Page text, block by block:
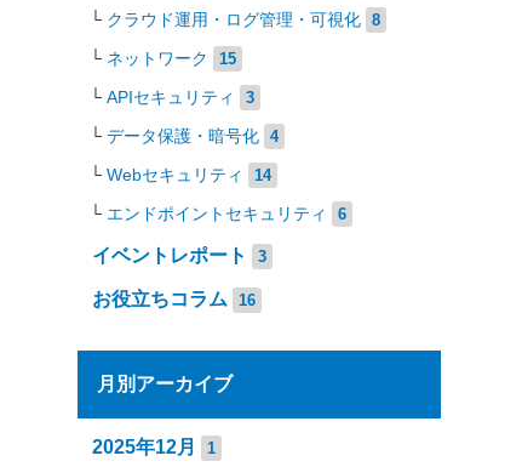
クラウド運用・ログ管理・可視化 8
ネットワーク 15
APIセキュリティ 3
データ保護・暗号化 4
Webセキュリティ 14
エンドポイントセキュリティ 6
イベントレポート 3
お役立ちコラム 16
月別アーカイブ
2025年12月 1